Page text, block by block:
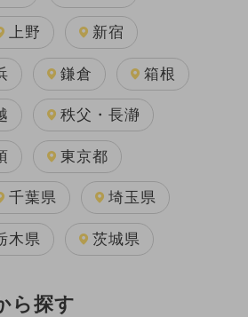
上野 新宿
鎌倉 箱根
秩父・長瀞
東京都
千葉県 埼玉県
木県 茨城県
ら探す